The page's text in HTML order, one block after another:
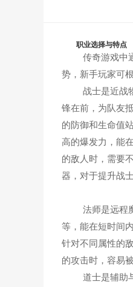
职业选择与特点
传奇游戏中通
势，新手玩家可
战士是近战物
锋在前，为队友
的防御和生命值
高的爆发力，能
的敌人时，需要
器，对于提升战
法师是远程魔
等，能在短时间
针对不同属性的
的攻击时，容易
道士是辅助与